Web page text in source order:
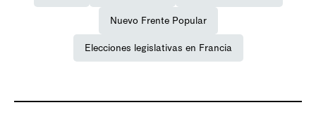
Nuevo Frente Popular
Elecciones legislativas en Francia